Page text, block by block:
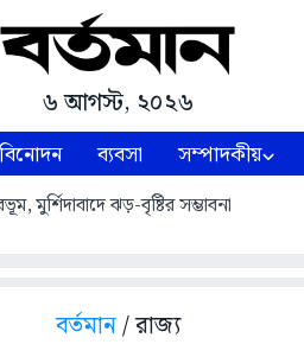
৬ আগস্ট, ২০২৬
বিনোদন ব্যবসা সম্পাদকীয়
মুর্শিদাবাদে ঝড়-বৃষ্টির সম্ভাবনা
বর্তমান/ রাজ্য